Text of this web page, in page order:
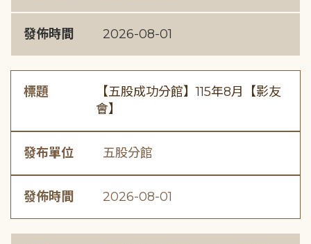
發佈時間 2026-08-01
標題
【五股成功分館】115年8月【影友
會】
發布單位 五股分館
發佈時間 2026-08-01